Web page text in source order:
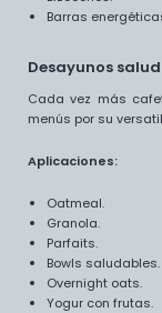
Barras
Desayunos
Cada vez más
menús por su
Aplicaciones:
Oatmeal.
Granola.
Parfaits.
Bowls saludables.
Overnight oats.
Yogur con frutas.